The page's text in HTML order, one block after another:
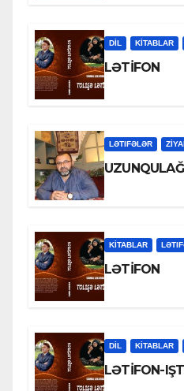
DİL KİTABLAR
LƏTİFON
LƏTIFƏLƏR
KİTABLAR
LƏTİFON
DİL KİTABLAR
LƏTİFON-